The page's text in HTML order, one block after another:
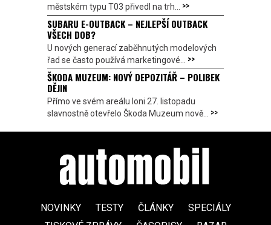
městském typu T03 přivedl na trh... >>
SUBARU E-OUTBACK – NEJLEPŠÍ OUTBACK
VŠECH DOB?
U nových generací zaběhnutých modelových
řad se často používá marketingové... >>
ŠKODA MUZEUM: NOVÝ DEPOZITÁŘ – POLIBEK
DĚJIN
Přímo ve svém areálu loni 27. listopadu
slavnostně otevřelo Škoda Muzeum nově... >>
NOVINKY TESTY ČLÁNKY
SPECIÁLY